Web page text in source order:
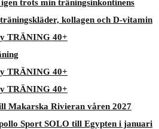
trots min träningsinkontinens
kollagen och D-vitamin
TRÄNING 40+
TRÄNING 40+
TRÄNING 40+
Makarska Rivieran våren 2027
Sport SOLO till Egypten i januari